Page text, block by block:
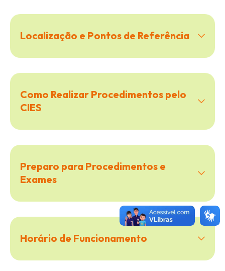
Localização e Pontos de Referência
Como Realizar Procedimentos pelo
CIES
Preparo para Procedimentos e
Exames
Horário de Funcionamento